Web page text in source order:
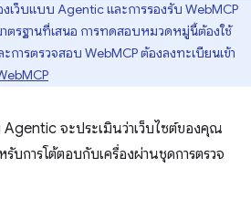
เว็บแบบ Agentic และการรองรับ WebMCP
ตรฐานที่เสนอ การทดสอบหมวดหมู่นี้ต้องใช้
การตรวจสอบ WebMCP ต้องลงทะเบียนเข้า
จะประเมินว่าเว็บไซต์ของคุณ
บการโต้ตอบกับเครื่องผ่านชุดการตรวจ